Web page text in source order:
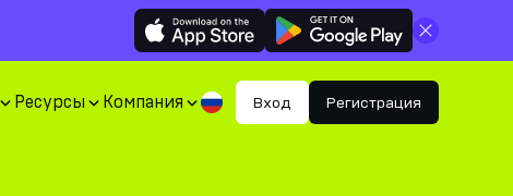
Закрыть
Ресурсы Компания Вход Регистрация